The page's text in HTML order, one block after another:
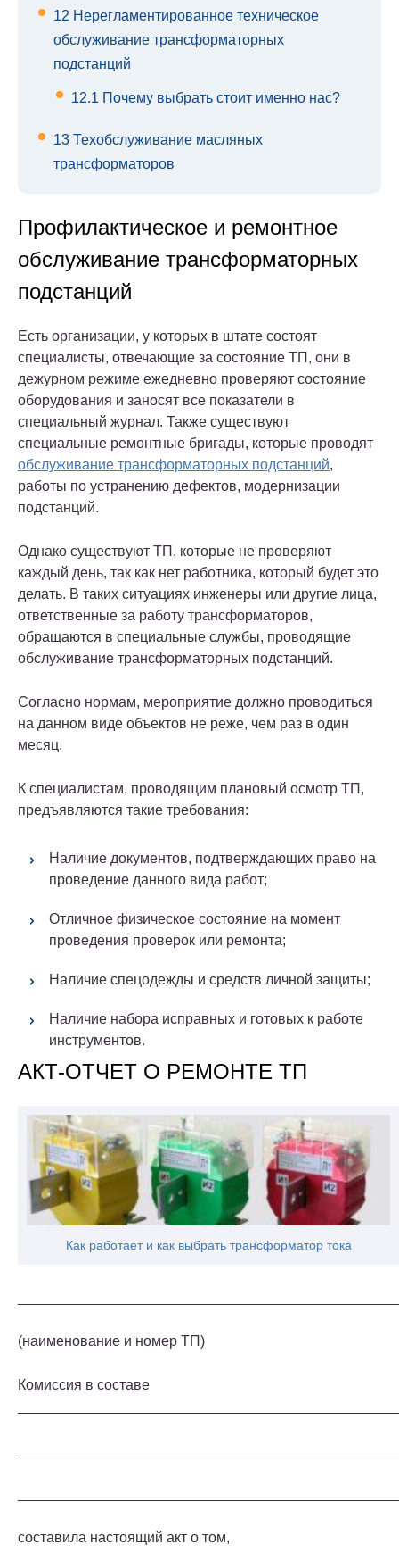
12 Нерегламентированное техническое
обслуживание трансформаторных
подстанций
12.1 Почему выбрать стоит именно нас?
13 Техобслуживание масляных
трансформаторов
Профилактическое и ремонтное
обслуживание трансформаторных
подстанций
Есть организации, у которых в штате состоят
специалисты, отвечающие за состояние ТП, они в
дежурном режиме ежедневно проверяют состояние
оборудования и заносят все показатели в
специальный журнал. Также существуют
специальные ремонтные бригады, которые проводят
обслуживание трансформаторных подстанций,
работы по устранению дефектов, модернизации
подстанций.
Однако существуют ТП, которые не проверяют
каждый день, так как нет работника, который будет это
делать. В таких ситуациях инженеры или другие лица,
ответственные за работу трансформаторов,
обращаются в специальные службы, проводящие
обслуживание трансформаторных подстанций.
Согласно нормам, мероприятие должно проводиться
на данном виде объектов не реже, чем раз в один
месяц.
К специалистам, проводящим плановый осмотр ТП,
предъявляются такие требования:
Наличие документов, подтверждающих право на
проведение данного вида работ;
Отличное физическое состояние на момент
проведения проверок или ремонта;
Наличие спецодежды и средств личной защиты;
Наличие набора исправных и готовых к работе
инструментов.
АКТ-ОТЧЕТ О РЕМОНТЕ ТП
Как работает и как выбрать трансформатор тока
(наименование и номер ТП)
Комиссия в составе
составила настоящий акт о том,